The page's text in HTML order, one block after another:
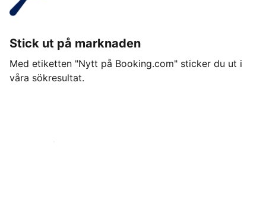
Stick ut på marknaden
Med etiketten "Nytt på Booking.com" sticker du ut i
våra sökresultat.
Kom igång idag